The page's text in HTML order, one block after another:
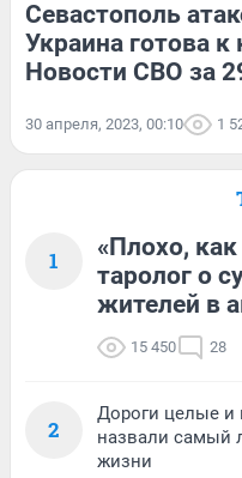
Севастополь
Украина готова
Новости СВО за
30 апреля, 2023, 00:10 1
1
«Плохо, как
таролог о
жителей в
15 450 28
2
Дороги целые и
назвали самый
жизни